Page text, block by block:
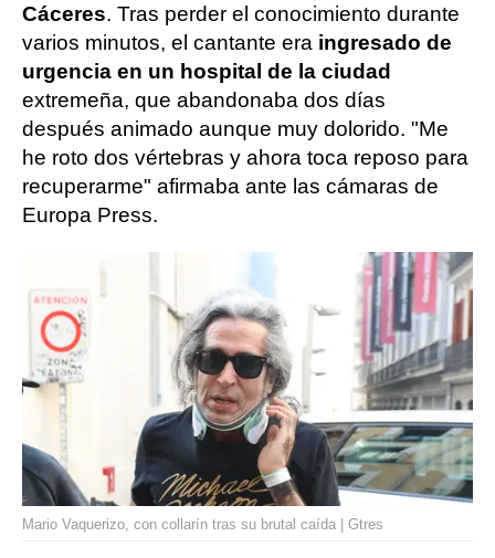
Cáceres. Tras perder el conocimiento durante
varios minutos, el cantante era ingresado de
urgencia en un hospital de la ciudad
extremeña, que abandonaba dos días
después animado aunque muy dolorido. "Me
he roto dos vértebras y ahora toca reposo para
recuperarme" afirmaba ante las cámaras de
Europa Press.
Mario Vaquerizo, con collarín tras su brutal caída | Gtres